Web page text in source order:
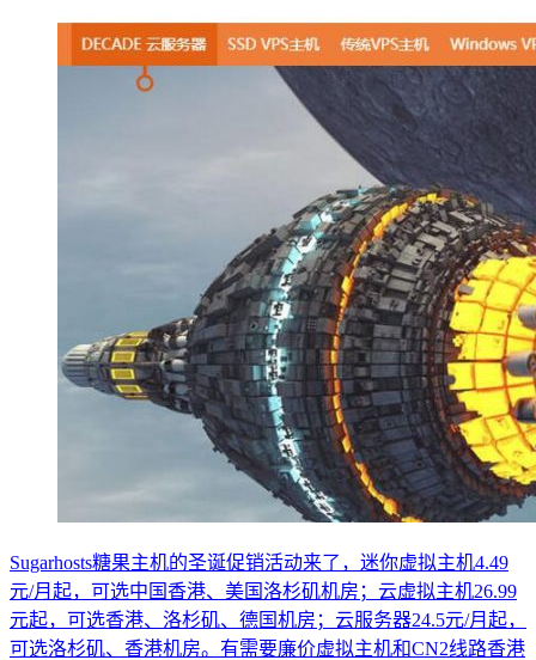
Sugarhosts糖果主机的圣诞促销活动来了，迷你虚拟主机4.49
元/月起，可选中国香港、美国洛杉矶机房；云虚拟主机26.99
元起，可选香港、洛杉矶、德国机房；云服务器24.5元/月起，
可选洛杉矶、香港机房。有需要廉价虚拟主机和CN2线路香港